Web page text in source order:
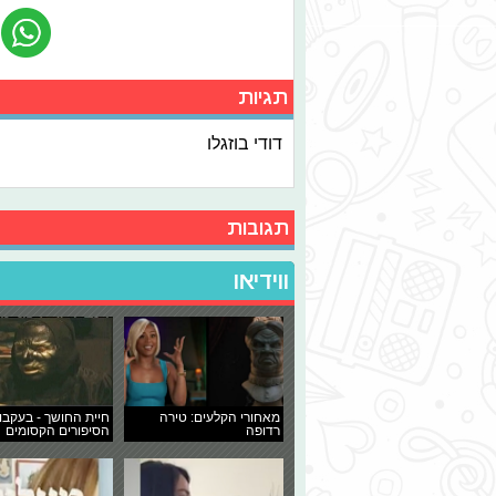
תגיות
דודי בוזגלו
תגובות
ווידיאו
מאחורי הקלעים: טירה
רדופה
חיית החושך -
הסיפורים הקסומים